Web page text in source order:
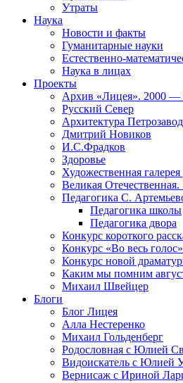
Утраты
Наука
Новости и факты
Гуманитарные науки
Естественно-
Наука в лицах
Проекты
Архив «Лицея». 2000 —
Русский Север
Архитектура
Дмитрий Новиков
И.С.Фрадков
Здоровье
Художественная
Великая
Педагогика С.
Педагогика школы
Педагогика двора
Конкурс короткого
Конкурс «Во весь голос»
Конкурс новой
Каким мы помним
Михаил Швейцер
Блоги
Блог Лицея
Алла Нестеренко
Михаил Гольденберг
Родословная с Юлией
Видоискатель с Юлией
Вернисаж с Ириной